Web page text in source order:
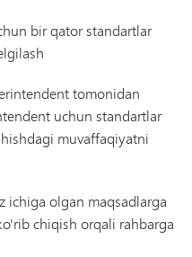
bir qator standartlar
tomonidan
uchun standartlar
muvaffaqiyatni
ichiga olgan maqsadlarga
chiqish orqali rahbarga